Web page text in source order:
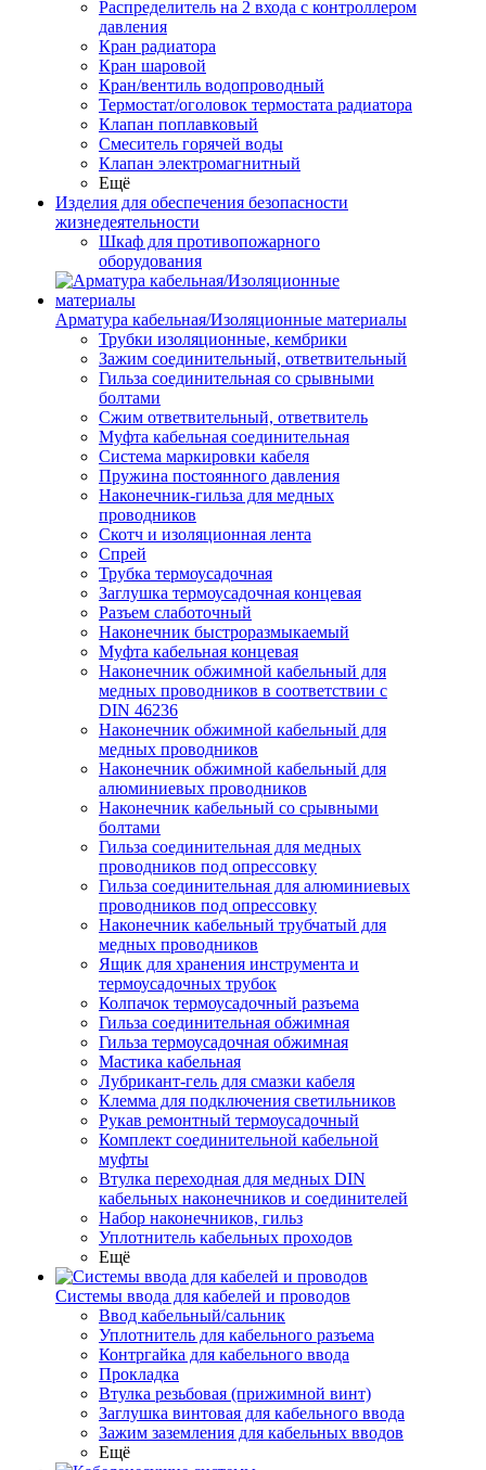
Распределитель на 2 входа с контроллером
давления
Кран радиатора
Кран шаровой
Кран/вентиль водопроводный
Термостат/оголовок термостата радиатора
Клапан поплавковый
Смеситель горячей воды
Клапан электромагнитный
Ещё
Изделия для обеспечения безопасности
жизнедеятельности
Шкаф для противопожарного
оборудования
Арматура кабельная/Изоляционные материалы
Трубки изоляционные, кембрики
Зажим соединительный, ответвительный
Гильза соединительная со срывными
болтами
Сжим ответвительный, ответвитель
Муфта кабельная соединительная
Система маркировки кабеля
Пружина постоянного давления
Наконечник-гильза для медных
проводников
Скотч и изоляционная лента
Спрей
Трубка термоусадочная
Заглушка термоусадочная концевая
Разъем слаботочный
Наконечник быстроразмыкаемый
Муфта кабельная концевая
Наконечник обжимной кабельный для
медных проводников в соответствии с
DIN 46236
Наконечник обжимной кабельный для
медных проводников
Наконечник обжимной кабельный для
алюминиевых проводников
Наконечник кабельный со срывными
болтами
Гильза соединительная для медных
проводников под опрессовку
Гильза соединительная для алюминиевых
проводников под опрессовку
Наконечник кабельный трубчатый для
медных проводников
Ящик для хранения инструмента и
термоусадочных трубок
Колпачок термоусадочный разъема
Гильза соединительная обжимная
Гильза термоусадочная обжимная
Мастика кабельная
Лубрикант-гель для смазки кабеля
Клемма для подключения светильников
Рукав ремонтный термоусадочный
Комплект соединительной кабельной
муфты
Втулка переходная для медных DIN
кабельных наконечников и соединителей
Набор наконечников, гильз
Уплотнитель кабельных проходов
Ещё
Системы ввода для кабелей и проводов
Ввод кабельный/сальник
Уплотнитель для кабельного разъема
Контргайка для кабельного ввода
Прокладка
Втулка резьбовая (прижимной винт)
Заглушка винтовая для кабельного ввода
Зажим заземления для кабельных вводов
Ещё